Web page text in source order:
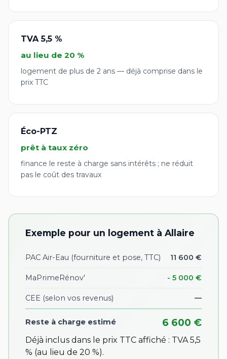
TVA 5,5 %
au lieu de 20 %
logement de plus de 2 ans — déjà comprise dans le
prix TTC
Éco-PTZ
prêt à taux zéro
finance le reste à charge sans intérêts ; ne réduit
pas le coût des travaux
Exemple pour un logement à Allaire
PAC Air-Eau (fourniture et pose, TTC) 11 600 €
MaPrimeRénov' - 5 000 €
CEE (selon vos revenus) —
Reste à charge estimé 6 600 €
Déjà inclus dans le prix TTC affiché : TVA 5,5
% (au lieu de 20 %).